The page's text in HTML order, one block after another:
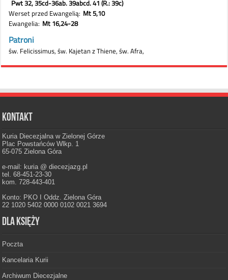
Kontakt
Kuria Diecezjalna w Zielonej Górze
Plac Powstańców Wlkp. 1
65-075 Zielona Góra
e-mail: kuria @ diecezjazg.pl
tel. 68-451-23-30
kom. 728-443-401
Konto: PKO I Oddz. Zielona Góra
22 1020 5402 0000 0102 0021 3694
Dla księży
Poczta
Kancelaria Kurii
Archiwum Diecezjalne